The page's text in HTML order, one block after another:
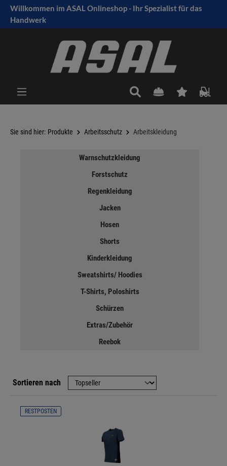
springen
Willkommen im ASAL Onlineshop - Ihr Spezialist für das
Handwerk
Sie sind hier: Produkte Arbeitsschutz Arbeitskleidung
Warnschutzkleidung
Forstschutz
Regenkleidung
Jacken
Hosen
Shorts
Kinderkleidung
Sweatshirts/ Hoodies
T-Shirts, Poloshirts
Schürzen
Extras/Zubehör
Reebok
Sortieren nach
RESTPOSTEN